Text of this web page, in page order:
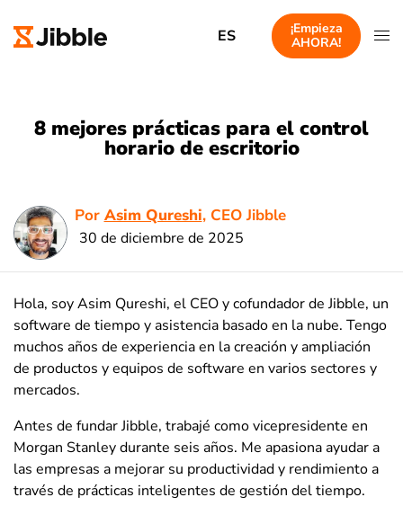
ES
¡Empieza
AHORA!
8 mejores prácticas para el control
horario de escritorio
Por Asim Qureshi, CEO Jibble
30 de diciembre de 2025
Hola, soy Asim Qureshi, el CEO y cofundador de Jibble, un
software de tiempo y asistencia basado en la nube. Tengo
muchos años de experiencia en la creación y ampliación
de productos y equipos de software en varios sectores y
mercados.
Antes de fundar Jibble, trabajé como vicepresidente en
Morgan Stanley durante seis años. Me apasiona ayudar a
las empresas a mejorar su productividad y rendimiento a
través de prácticas inteligentes de gestión del tiempo.